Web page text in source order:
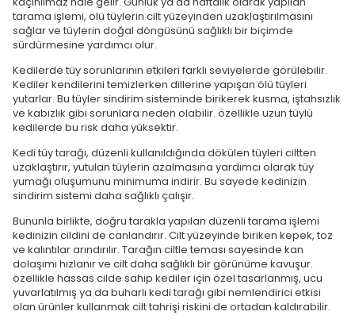
tarama işlemi, ölü tüylerin cilt yüzeyinden uzaklaştırılmasını
sağlar ve tüylerin doğal döngüsünü sağlıklı bir biçimde
sürdürmesine yardımcı olur.
Kedilerde tüy sorunlarının etkileri farklı seviyelerde görülebilir.
Kediler kendilerini temizlerken dillerine yapışan ölü tüyleri
yutarlar. Bu tüyler sindirim sisteminde birikerek kusma, iştahsızlık
ve kabızlık gibi sorunlara neden olabilir. özellikle uzun tüylü
kedilerde bu risk daha yüksektir.
Kedi tüy tarağı, düzenli kullanıldığında dökülen tüyleri ciltten
uzaklaştırır, yutulan tüylerin azalmasına yardımcı olarak tüy
yumağı oluşumunu minimuma indirir. Bu sayede kedinizin
sindirim sistemi daha sağlıklı çalışır.
Bununla birlikte, doğru tarakla yapılan düzenli tarama işlemi
kedinizin cildini de canlandırır. Cilt yüzeyinde biriken kepek, toz
ve kalıntılar arındırılır. Tarağın ciltle teması sayesinde kan
dolaşımı hızlanır ve cilt daha sağlıklı bir görünüme kavuşur.
özellikle hassas cilde sahip kediler için özel tasarlanmış, ucu
yuvarlatılmış ya da buharlı kedi tarağı gibi nemlendirici etkisi
olan ürünler kullanmak cilt tahrişi riskini de ortadan kaldırabilir.